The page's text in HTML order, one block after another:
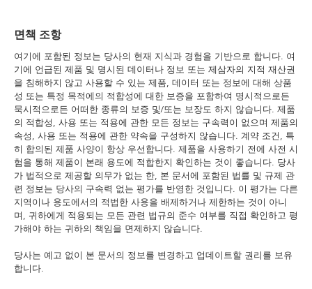
면책 조항
여기에 포함된 정보는 당사의 현재 지식과 경험을 기반으로 합니다. 여
기에 언급된 제품 및 명시된 데이터나 정보 또는 제삼자의 지적 재산권
을 침해하지 않고 사용할 수 있는 제품, 데이터 또는 정보에 대해 상품
성 또는 특정 목적에의 적합성에 대한 보증을 포함하여 명시적으로든
묵시적으로든 어떠한 종류의 보증 및/또는 보장도 하지 않습니다. 제품
의 적합성, 사용 또는 적용에 관한 모든 정보는 구속력이 없으며 제품의
속성, 사용 또는 적용에 관한 약속을 구성하지 않습니다. 계약 조건, 특
히 합의된 제품 사양이 항상 우선합니다. 제품을 사용하기 전에 사전 시
험을 통해 제품이 본래 용도에 적합한지 확인하는 것이 좋습니다. 당사
가 법적으로 제공할 의무가 없는 한, 본 문서에 포함된 법률 및 규제 관
련 정보는 당사의 구속력 없는 평가를 반영한 것입니다. 이 평가는 다른
지역이나 용도에서의 적법한 사용을 배제하거나 제한하는 것이 아니
며, 귀하에게 적용되는 모든 관련 법규의 준수 여부를 직접 확인하고 평
가해야 하는 귀하의 책임을 면제하지 않습니다.
당사는 예고 없이 본 문서의 정보를 변경하고 업데이트할 권리를 보유
합니다.